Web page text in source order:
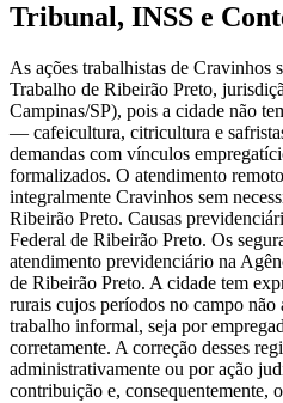
Tribunal, INSS e
As ações trabalhistas de Cravinhos
Trabalho de Ribeirão Preto,
Campinas/SP), pois a cidade não
— cafeicultura, citricultura e
demandas com vínculos
formalizados. O atendimento
integralmente Cravinhos sem
Ribeirão Preto. Causas
Federal de Ribeirão Preto. Os
atendimento previdenciário na
de Ribeirão Preto. A cidade tem
rurais cujos períodos no campo
trabalho informal, seja por
corretamente. A correção desses
administrativamente ou por ação
contribuição e, consequentemente,